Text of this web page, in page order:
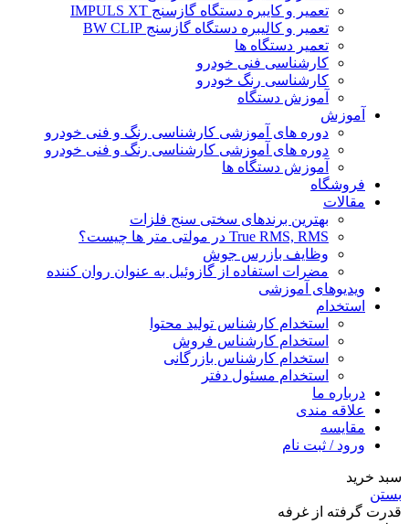
تعمیر و کایبره دستگاه گازسنج IMPULS XT
تعمیر و کالیبره دستگاه گازسنج BW CLIP
تعمیر دستگاه ها
کارشناسی فنی خودرو
کارشناسی رنگ خودرو
آموزش دستگاه
آموزش
دوره های آموزشی کارشناسی رنگ و فنی خودرو
دوره های آموزشی کارشناسی رنگ و فنی خودرو
آموزش دستگاه ها
فروشگاه
مقالات
بهترین برندهای سختی سنج فلزات
True RMS, RMS در مولتی متر ها چیست؟
وظایف بازرس جوش
مضرات استفاده از گازوئیل به عنوان روان کننده
ویدیوهای آموزشی
استخدام
استخدام کارشناس تولید محتوا
استخدام کارشناس فروش
استخدام کارشناس بازرگانی
استخدام مسئول دفتر
درباره ما
علاقه مندی
مقایسه
ورود / ثبت نام
سبد خرید
بستن
قدرت گرفته از غرفه